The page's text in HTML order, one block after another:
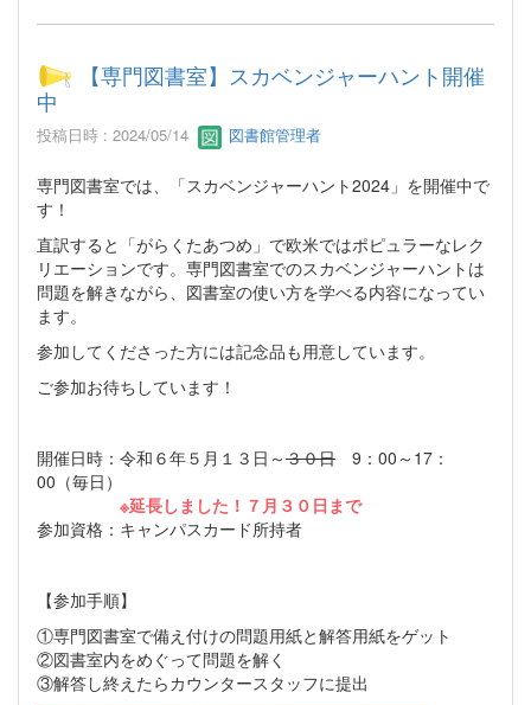
【専門図書室】スカベンジャーハント開催
中
投稿日時 : 2024/05/14 図書館管理者
専門図書室では、「スカベンジャーハント2024」を開催中で
す！
直訳すると「がらくたあつめ」で欧米ではポピュラーなレク
リエーションです。専門図書室でのスカベンジャーハントは
問題を解きながら、図書室の使い方を学べる内容になってい
ます。
参加してくださった方には記念品も用意しています。
ご参加お待ちしています！
開催日時：令和６年５月１３日～３０日 9：00～17：
00（毎日）
※延長しました！７月３０日まで
参加資格：キャンパスカード所持者
【参加手順】
①専門図書室で備え付けの問題用紙と解答用紙をゲット
②図書室内をめぐって問題を解く
③解答し終えたらカウンタースタッフに提出